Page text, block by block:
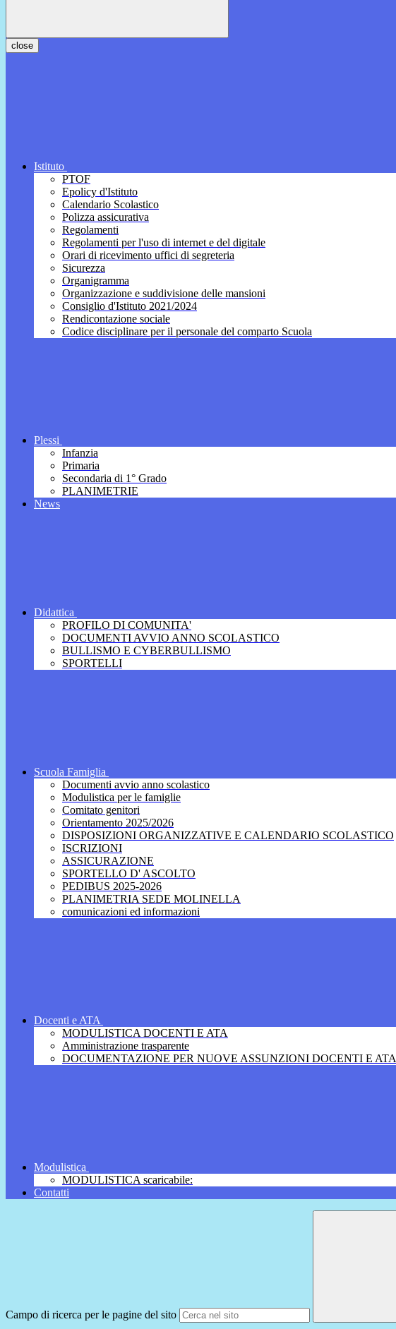
close
Istituto
PTOF
Epolicy d'Istituto
Calendario Scolastico
Polizza assicurativa
Regolamenti
Regolamenti per l'uso di internet e del digitale
Orari di ricevimento uffici di segreteria
Sicurezza
Organigramma
Organizzazione e suddivisione delle mansioni
Consiglio d'Istituto 2021/2024
Rendicontazione sociale
Codice disciplinare per il personale del comparto Scuola
Plessi
Infanzia
Primaria
Secondaria di 1° Grado
PLANIMETRIE
News
Didattica
PROFILO DI COMUNITA'
DOCUMENTI AVVIO ANNO SCOLASTICO
BULLISMO E CYBERBULLISMO
SPORTELLI
Scuola Famiglia
Documenti avvio anno scolastico
Modulistica per le famiglie
Comitato genitori
Orientamento 2025/2026
DISPOSIZIONI ORGANIZZATIVE E CALENDARIO SCOLASTICO
ISCRIZIONI
ASSICURAZIONE
SPORTELLO D' ASCOLTO
PEDIBUS 2025-2026
PLANIMETRIA SEDE MOLINELLA
comunicazioni ed informazioni
Docenti e ATA
MODULISTICA DOCENTI E ATA
Amministrazione trasparente
DOCUMENTAZIONE PER NUOVE ASSUNZIONI DOCENTI E ATA
Modulistica
MODULISTICA scaricabile:
Contatti
Campo di ricerca per le pagine del sito